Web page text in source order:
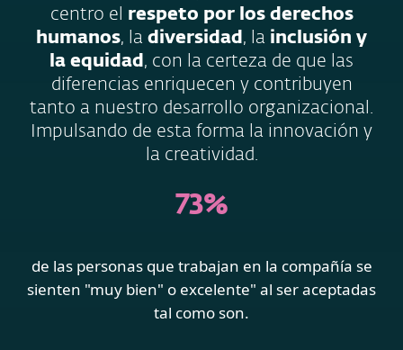
centro el respeto por los derechos
humanos, la diversidad , la inclusión y
la equidad , con la certeza de que las
diferencias enriquecen y contribuyen
tanto a nuestro desarrollo organizacional.
Impulsando de esta forma la innovación y
la creatividad.
73%
de las personas que trabajan en la compañía se
sienten "muy bien" o excelente" al ser aceptadas
tal como son.